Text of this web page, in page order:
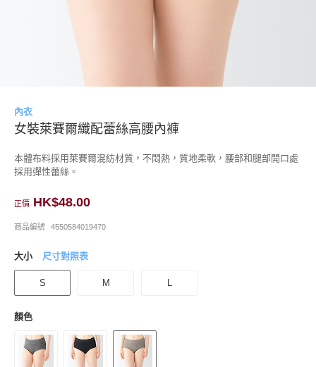
內衣
女裝萊賽爾纖配蕾絲高腰內褲
本體布料採用萊賽爾混紡材質，不悶熱，質地柔軟，腰部和腿部開口處
採用彈性蕾絲。
正價 HK$48.00
商品編號 4550584019470
大小 尺寸對照表
S M L
顏色